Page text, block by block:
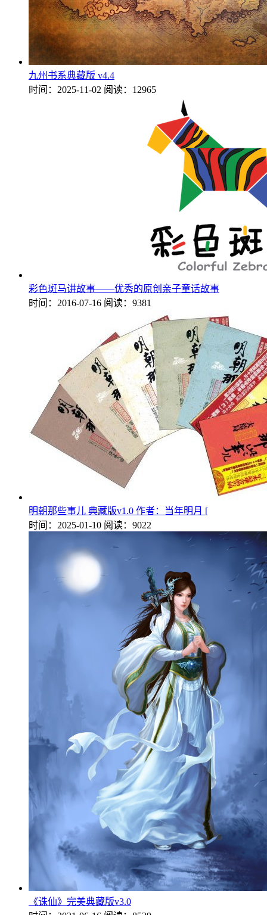
九州书系典藏版 v4.4
时间：2025-11-02 阅读：12965
彩色斑马讲故事——优秀的原创亲子童话故事
时间：2016-07-16 阅读：9381
明朝那些事儿 典藏版v1.0 作者：当年明月 [
时间：2025-01-10 阅读：9022
《诛仙》完美典藏版v3.0